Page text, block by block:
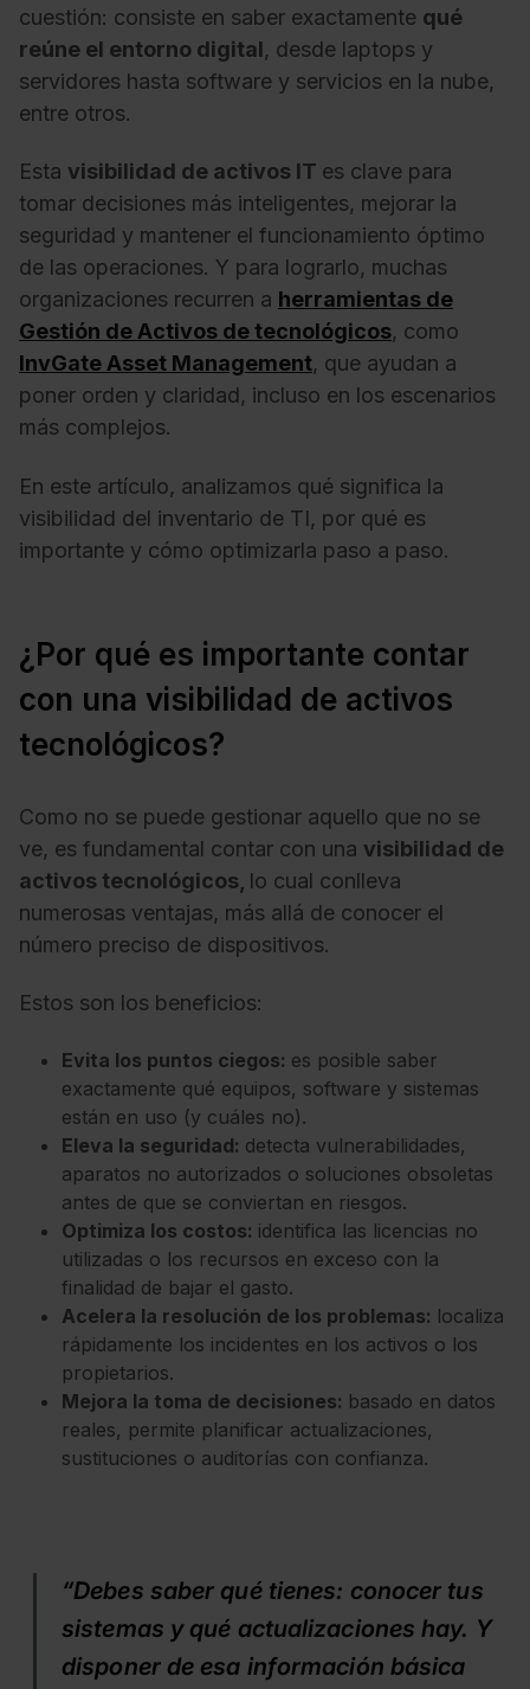
cuestión: consiste en saber exactamente qué
reúne el entorno digital, desde laptops y
servidores hasta software y servicios en la nube,
entre otros.
Esta visibilidad de activos IT es clave para
tomar decisiones más inteligentes, mejorar la
seguridad y mantener el funcionamiento óptimo
de las operaciones. Y para lograrlo, muchas
organizaciones recurren a herramientas de
Gestión de Activos de tecnológicos, como
InvGate Asset Management, que ayudan a
poner orden y claridad, incluso en los escenarios
más complejos.
En este artículo, analizamos qué significa la
visibilidad del inventario de TI, por qué es
importante y cómo optimizarla paso a paso.
¿Por qué es importante contar
con una visibilidad de activos
tecnológicos?
Como no se puede gestionar aquello que no se
ve, es fundamental contar con una visibilidad de
activos tecnológicos, lo cual conlleva
numerosas ventajas, más allá de conocer el
número preciso de dispositivos.
Estos son los beneficios:
Evita los puntos ciegos: es posible saber
exactamente qué equipos, software y sistemas
están en uso (y cuáles no).
Eleva la seguridad: detecta vulnerabilidades,
aparatos no autorizados o soluciones obsoletas
antes de que se conviertan en riesgos.
Optimiza los costos: identifica las licencias no
utilizadas o los recursos en exceso con la
finalidad de bajar el gasto.
Acelera la resolución de los problemas: localiza
rápidamente los incidentes en los activos o los
propietarios.
Mejora la toma de decisiones: basado en datos
reales, permite planificar actualizaciones,
sustituciones o auditorías con confianza.
“Debes saber qué tienes: conocer tus
sistemas y qué actualizaciones hay. Y
disponer de esa información básica